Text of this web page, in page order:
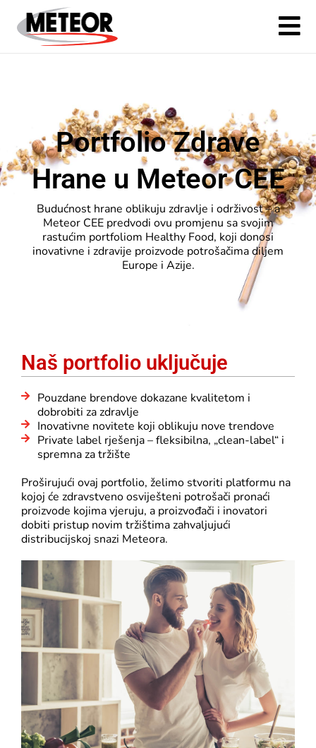
Portfolio Zdrave
Hrane u Meteor CEE
Budućnost hrane oblikuju zdravlje i održivost – a
Meteor CEE predvodi ovu promjenu sa svojim
rastućim portfoliom Healthy Food, koji donosi
inovativne i zdravije proizvode potrošačima diljem
Europe i Azije.
Naš portfolio uključuje
Pouzdane brendove dokazane kvalitetom i
dobrobiti za zdravlje
Inovativne novitete koji oblikuju nove trendove
Private label rješenja – fleksibilna, „clean-label“ i
spremna za tržište
Proširujući ovaj portfolio, želimo stvoriti platformu na
kojoj će zdravstveno osviješteni potrošači pronaći
proizvode kojima vjeruju, a proizvođači i inovatori
dobiti pristup novim tržištima zahvaljujući
distribucijskoj snazi Meteora.